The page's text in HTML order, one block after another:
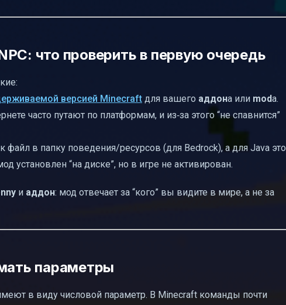
что проверить в первую очередь
версией Minecraft для вашего аддона или modа.
часто путают по платформам, и из‑за этого “не спавнится”
файл в папку поведения/ресурсов (для Bedrock), а для Java это
установлен “на диске”, но в игре не активирован.
и аддон: мод отвечает за “кого” вы видите в мире, а не за
параметры
в виду числовой параметр. В Minecraft команды почти